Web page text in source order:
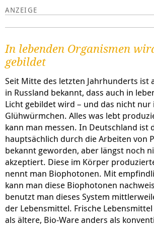
In lebenden Organismen
gebildet
Seit Mitte des letzten Jahrhunderts ist
in Russland bekannt, dass auch in
Licht gebildet wird – und das nicht nur
Glühwürmchen. Alles was lebt
kann man messen. In Deutschland ist
hauptsächlich durch die Arbeiten von
bekannt geworden, aber längst noch
akzeptiert. Diese im Körper
nennt man Biophotonen. Mit
kann man diese Biophotonen
benutzt man dieses System
der Lebensmittel. Frische
als ältere, Bio-Ware anders als